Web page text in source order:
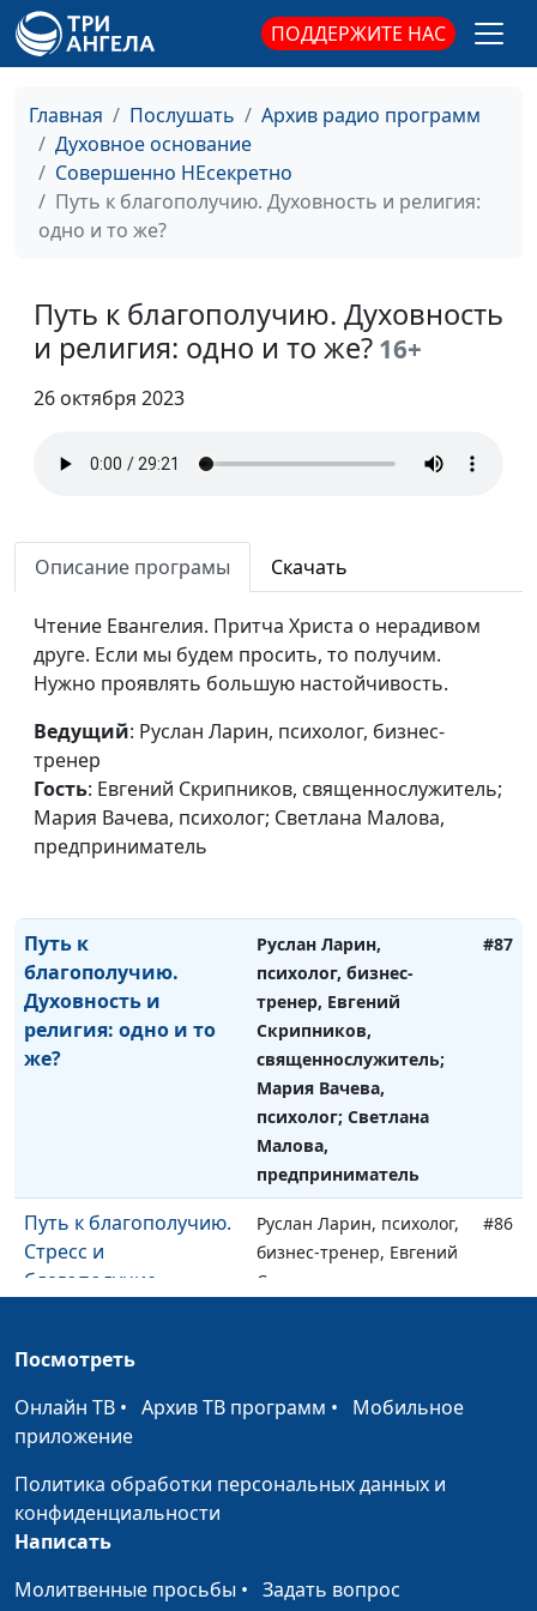
ПОДДЕРЖИТЕ НАС
Главная Послушать
Архив радио программ
Духовное основание
Совершенно НЕсекретно
Путь к благополучию. Духовность и религия:
одно и то же?
Путь к благополучию. Духовность
и религия: одно и то же? 16+
26 октября 2023
Описание програмы Скачать
Чтение Евангелия. Притча Христа о нерадивом
друге. Если мы будем просить, то получим.
Нужно проявлять большую настойчивость.
Ведущий: Руслан Ларин, психолог, бизнес-
тренер
Гость: Евгений Скрипников, священнослужитель;
Мария Вачева, психолог; Светлана Малова,
предприниматель
для эмоционального
здоровья?
Мария Вачева,
психолог; Айгуль
- терапевт, тренер
Эмоциональное
здоровье. Чем нам
грозит
истощение?
Руслан Ларин, психолог,
бизнес-тренер, Иван
психолог; Айгуль
Иншакова, психолог, арт
- терапевт, тренер
Коллеги и начальство
бизнес-тренер, Евгений
Мария Вачева,
психолог; Светлана
Малова,
предприниматель
Путь к благополучию.
Как наладить
отношения?
Руслан Ларин, психолог,
бизнес-тренер, Евгений
священнослужитель;
Мария Вачева,
Путь к
благополучию.
Духовность и
религия: одно и то
же?
Руслан Ларин,
психолог, бизнес-
тренер, Евгений
Скрипников,
священнослужитель;
Мария Вачева,
психолог; Светлана
Малова,
предприниматель
#87
Путь к благополучию.
Стресс и
благополучие
Руслан Ларин, психолог,
бизнес-тренер, Евгений
Скрипников,
предприниматель
#86
Путь к благополучию.
Влияет ли творчество
на благополучие и
бизнес-тренер, Евгений
Мария Вачева,
Посмотреть
Онлайн ТВ • Архив ТВ программ • Мобильное
приложение
Политика обработки персональных данных и
конфиденциальности
Написать
Молитвенные просьбы • Задать вопрос